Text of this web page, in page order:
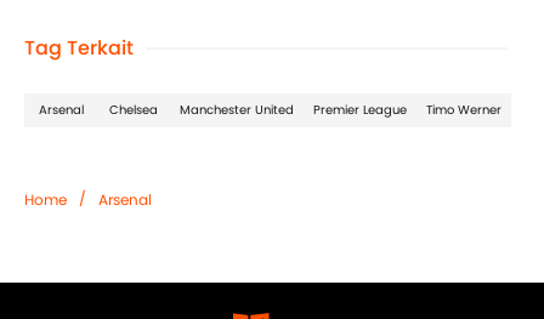
Tag Terkait
Arsenal Chelsea Manchester United Premier League Timo Werner
Home / Arsenal